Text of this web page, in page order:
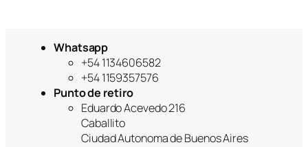
Whatsapp
+54 1134606582
+54 1159357576
Punto de retiro
Eduardo Acevedo 216
Caballito
Ciudad Autonoma de Buenos Aires